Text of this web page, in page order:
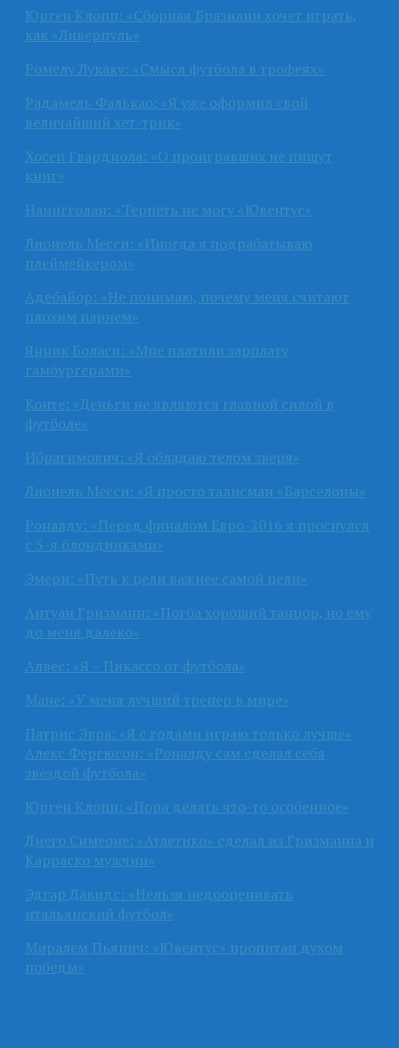
Юрген Клопп: «Сборная Бразилии хочет играть,
как «Ливерпуль»
Ромелу Лукаку: «Смысл футбола в трофеях»
Радамель Фалькао: «Я уже оформил свой
величайший хет-трик»
Хосеп Гвардиола: «О проигравших не пишут
книг»
Наингголан: «Терпеть не могу «Ювентус»
Лионель Месси: «Иногда я подрабатываю
плеймейкером»
Адебайор: «Не понимаю, почему меня считают
плохим парнем»
Янник Боласи: «Мне платили зарплату
гамбургерами»
Конте: «Деньги не являются главной силой в
футболе»
Ибрагимович: «Я обладаю телом зверя»
Лионель Месси: «Я просто талисман «Барселоны»
Роналду: «Перед финалом Евро-2016 я проснулся
с 3-я блондинками»
Эмери: «Путь к цели важнее самой цели»
Антуан Гризманн: «Погба хороший танцор, но ему
до меня далеко»
Алвес: «Я – Пикассо от футбола»
Мане: «У меня лучший тренер в мире»
Патрис Эвра: «Я с годами играю только лучше»
Алекс Фергюсон: «Роналду сам сделал себя
звездой футбола»
Юрген Клопп: «Пора делать что-то особенное»
Диего Симеоне: «Атлетико» сделал из Гризманна и
Карраско мужчин»
Эдгар Давидс: «Нельзя недооценивать
итальянский футбол»
Миралем Пьянич: «Ювентус» пропитан духом
победы»